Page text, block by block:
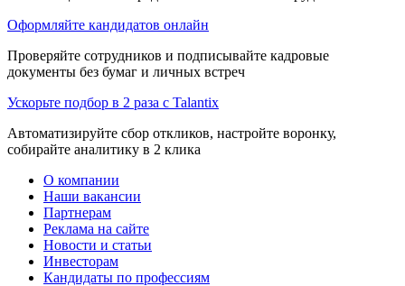
Оформляйте кандидатов онлайн
Проверяйте сотрудников и подписывайте кадровые
документы без бумаг и личных встреч
Ускорьте подбор в 2 раза с Talantix
Автоматизируйте сбор откликов, настройте воронку,
собирайте аналитику в 2 клика
О компании
Наши вакансии
Партнерам
Реклама на сайте
Новости и статьи
Инвесторам
Кандидаты по профессиям